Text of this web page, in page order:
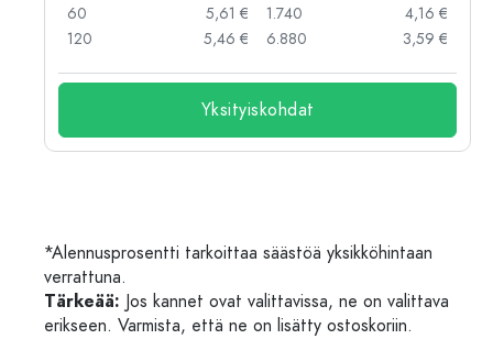
60
5,61 €
120
5,46 €
1.740
4,16 €
6.880
3,59 €
Yksityiskohdat
*Alennusprosentti tarkoittaa säästöä yksikköhintaan
verrattuna.
Tärkeää: Jos kannet ovat valittavissa, ne on valittava
erikseen. Varmista, että ne on lisätty ostoskoriin.